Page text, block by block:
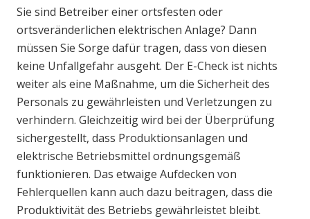
Sie sind Betreiber einer ortsfesten oder
ortsveränderlichen elektrischen Anlage? Dann
müssen Sie Sorge dafür tragen, dass von diesen
keine Unfallgefahr ausgeht. Der E-Check ist nichts
weiter als eine Maßnahme, um die Sicherheit des
Personals zu gewährleisten und Verletzungen zu
verhindern. Gleichzeitig wird bei der Überprüfung
sichergestellt, dass Produktionsanlagen und
elektrische Betriebsmittel ordnungsgemäß
funktionieren. Das etwaige Aufdecken von
Fehlerquellen kann auch dazu beitragen, dass die
Produktivität des Betriebs gewährleistet bleibt.